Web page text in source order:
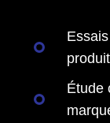
Étude